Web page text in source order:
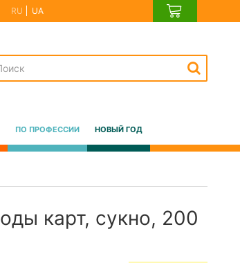
RU UA
ПО ПРОФЕССИИ НОВЫЙ ГОД
карт, сукно, 200